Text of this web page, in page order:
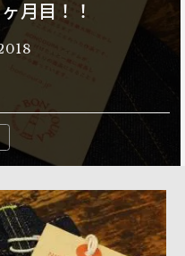
月目！！